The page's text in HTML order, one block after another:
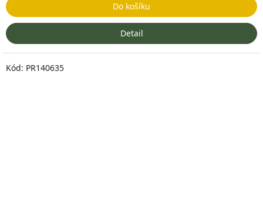
Do košíku
Detail
Kód: PR140635